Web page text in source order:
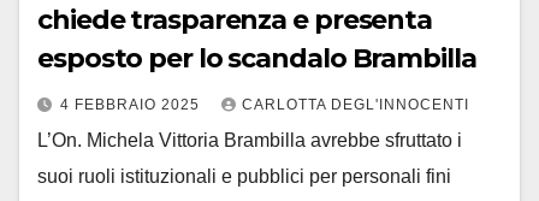
chiede trasparenza e presenta
esposto per lo scandalo Brambilla
4 FEBBRAIO 2025 CARLOTTA DEGL'INNOCENTI
L’On. Michela Vittoria Brambilla avrebbe sfruttato i
suoi ruoli istituzionali e pubblici per personali fini